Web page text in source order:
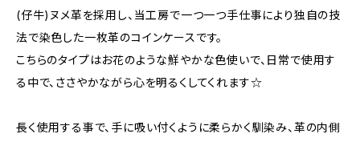
(仔牛)ヌメ革を採用し、当工房で一つ一つ手仕事により独自の技
法で染色した一枚革のコインケースです。
こちらのタイプはお花のような鮮やかな色使いで、日常で使用す
る中で、ささやかながら心を明るくしてくれます☆
長く使用する事で、手に吸い付くように柔らかく馴染み、革の内側